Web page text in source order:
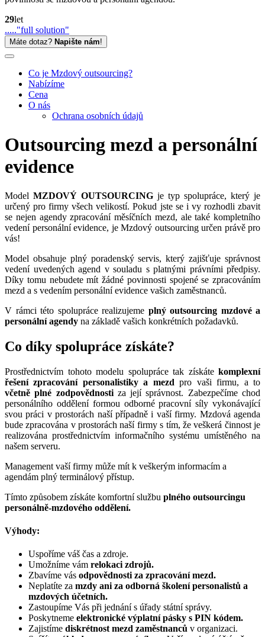
29let
....."full solution"
Máte dotaz? Napište nám!
Co je Mzdový outsourcing?
Nabízíme
Cena
O nás
Ochrana osobních údajů
Outsourcing mezd a personální
evidence
Model MZDOVÝ OUTSOURCING je typ spolupráce, který je
určený pro firmy všech velikostí. Pokud jste se i vy rozhodli zbavit
se nejen agendy zpracování měsíčních mezd, ale také kompletního
vedení personální evidence, je Mzdový outsourcing určen právě pro
vás!
Model obsahuje plný poradenský servis, který zajišťuje správnost
vedení uvedených agend v souladu s platnými právními předpisy.
Díky tomu nebudete mít žádné povinnosti spojené se zpracováním
mezd a s vedením personální evidence vašich zaměstnanců.
V rámci této spolupráce realizujeme plný outsourcing mzdové a
personální agendy na základě vašich konkrétních požadavků.
Co díky spolupráce získáte?
Prostřednictvím tohoto modelu spolupráce tak získáte komplexní
řešení zpracování personalistiky a mezd pro vaši firmu, a to
včetně plné zodpovědnostiza její správnost. Zabezpečíme chod
personálního oddělení formou odborné pracovní síly vykonávající
svou práci v prostorách naší případně i vaší firmy. Mzdová agenda
bude zpracována v prostorách naší firmy s tím, že veškerá činnost je
realizována prostřednictvím informačního systému umístěného na
našem serveru.
Management vaší firmy může mít k veškerým informacím a
agendám plný terminálový přístup.
Tímto způsobem získáte komfortní službu plného outsourcingu
personálně-mzdového oddělení.
Výhody:
Uspoříme váš čas a zdroje.
Umožníme vám relokaci zdrojů.
Zbavíme vás odpovědnosti za zpracování mezd.
Neplatíte za mzdy ani za odborná školení personalistů a
mzdových účetních.
Zastoupíme Vás při jednání s úřady státní správy.
Poskytneme elektronické výplatní pásky s PIN kódem.
Zajistíme diskrétnost mezd zaměstnanců v organizaci.